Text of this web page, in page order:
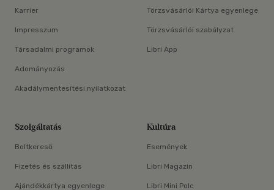
Karrier
Impresszum
Társadalmi programok
Adományozás
Akadálymentesítési nyilatkozat
Törzsvásárlói Kártya egyenlege
Törzsvásárlói szabályzat
Libri App
Szolgáltatás
Boltkereső
Fizetés és szállítás
Ajándékkártya egyenlege
Kultúra
Események
Libri Magazin
Libri Mini Polc